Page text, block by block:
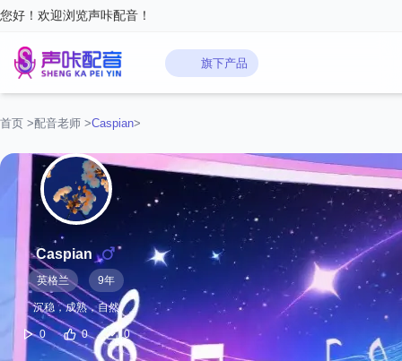
您好！欢迎浏览声咔配音！
旗下产品
首页 >配音老师 >Caspian‌>
Caspian‌
英格兰 9年
沉稳，成熟，自然
0 0 0